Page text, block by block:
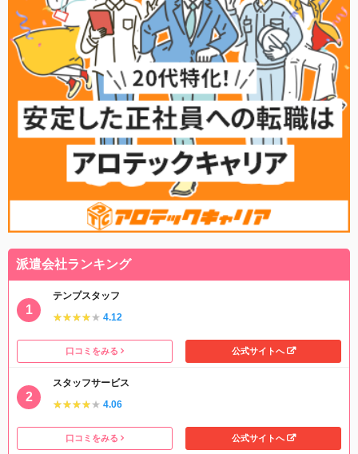
派遣会社ランキング
テンプスタッフ
★★★★★
★★★★★ 4.12
口コミをみる 公式サイトへ
スタッフサービス
★★★★★
★★★★★ 4.06
口コミをみる 公式サイトへ